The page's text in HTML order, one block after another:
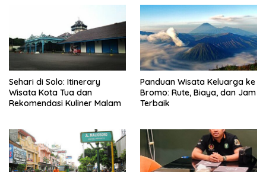
Sehari di Solo: Itinerary
Wisata Kota Tua dan
Rekomendasi Kuliner Malam
Panduan Wisata Keluarga ke
Bromo: Rute, Biaya, dan Jam
Terbaik